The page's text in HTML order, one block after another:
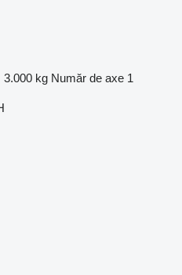
3.000 kg Număr de axe 1